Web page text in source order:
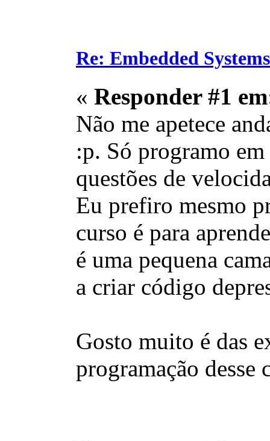
Re: Embedded
« Responder #1
Não me apetece
:p. Só programo
questões de
Eu prefiro mesmo
curso é para
é uma pequena
a criar código
Gosto muito é das
programação desse